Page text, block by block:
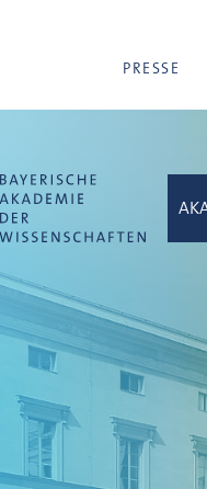
PRESSE